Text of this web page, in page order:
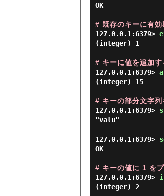
OK
# 既存のキーに有
127.0.0.1:6379>
(integer) 1
# キーに値を追加す
127.0.0.1:6379>
(integer) 15
# キーの部分文字
127.0.0.1:6379>
"valu"
127.0.0.1:6379>
OK
# キーの値に 1 を
127.0.0.1:6379>
(integer) 2